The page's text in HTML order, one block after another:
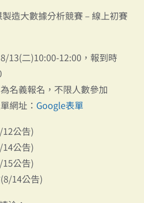
造大數據分析競賽 – 線上初賽
13(二)10:00-12:00，報到時
名義報名，不限人數參加
網址： Google表單
12公告)
14公告)
公告)
(8/14公告)